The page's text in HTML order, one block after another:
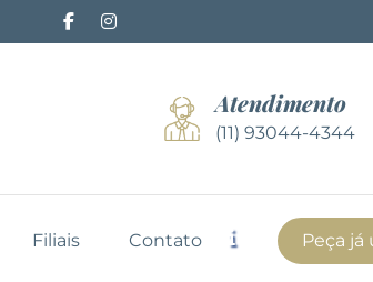
Atendimento
(11) 93044-4344
Filiais Contato Peça